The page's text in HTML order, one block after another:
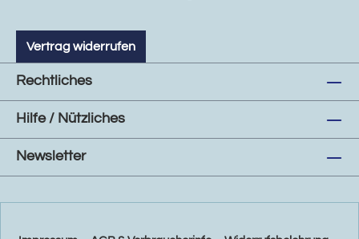
Vertrag widerrufen
Rechtliches
Hilfe / Nützliches
Newsletter